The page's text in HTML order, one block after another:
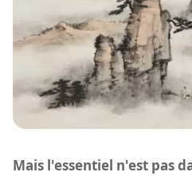
Mais l'essentiel n'est pas